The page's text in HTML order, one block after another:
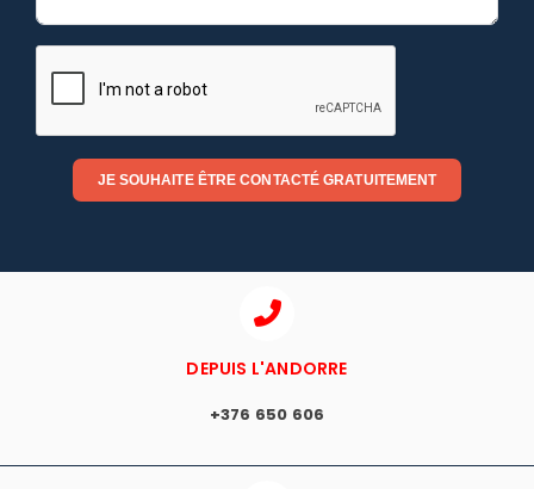
JE SOUHAITE ÊTRE CONTACTÉ GRATUITEMENT
DEPUIS L'ANDORRE
+376 650 606